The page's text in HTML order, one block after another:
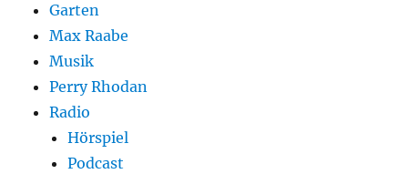
Garten
Max Raabe
Musik
Perry Rhodan
Radio
Hörspiel
Podcast